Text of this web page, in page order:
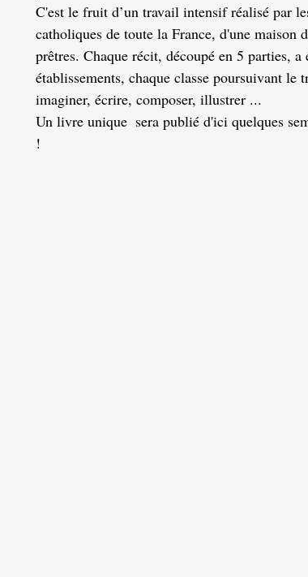
C'est le fruit d’un travail intensif réalisé par
catholiques de toute la France, d'une maison
prêtres. Chaque récit, découpé en 5 parties,
établissements, chaque classe poursuivant
imaginer, écrire, composer, illustrer ...
Un livre unique  sera publié d'ici quelques
!